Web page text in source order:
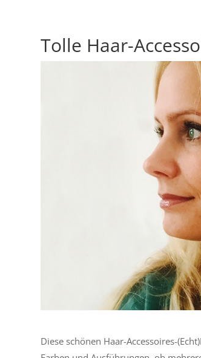
Tolle Haar-
Diese schönen Haar-Accessoires-